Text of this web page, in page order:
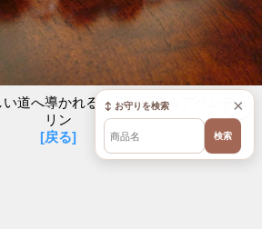
い道へ導かれる 三眼天珠＆アベンチュ
リン
[戻る]
×
↕ お守りを検索
検索